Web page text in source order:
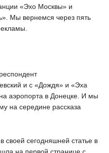
«Эхо Москвы» и
Мы вернемся через пять
и с «Дождя» и «Эха
аэропорта в Донецке. И мы
на середине рассказа
сегодняшней статье в